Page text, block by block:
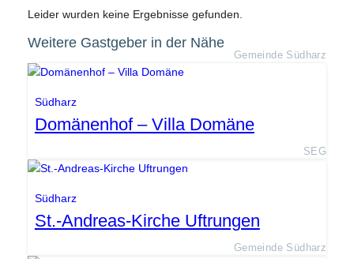
Leider wurden keine Ergebnisse gefunden.
Weitere Gastgeber in der Nähe
Gemeinde Südharz
Südharz
Domänenhof – Villa Domäne
SEG
Südharz
St.-Andreas-Kirche Uftrungen
Gemeinde Südharz